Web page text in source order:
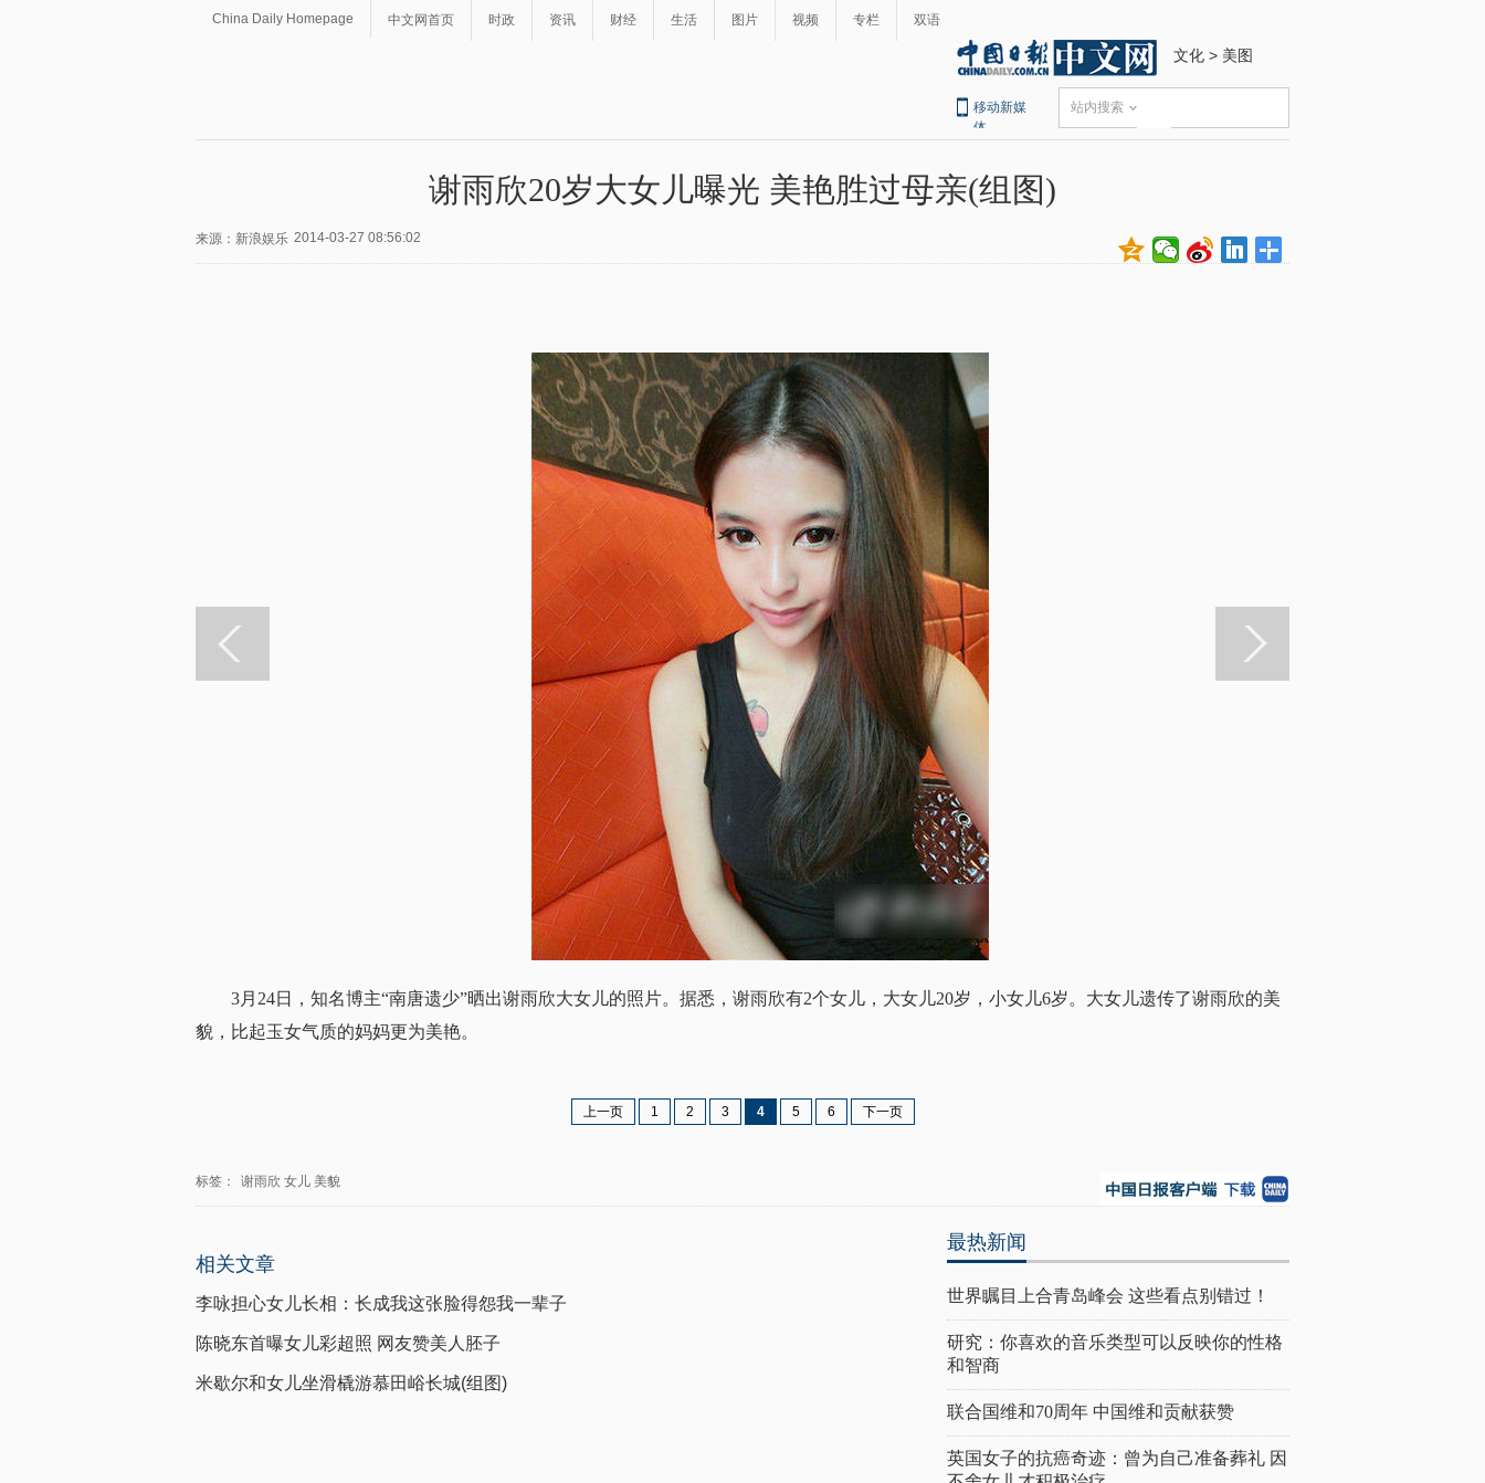
China Daily Homepage 中文网首页 时政 资讯 财经 生活 图片 视频 专栏 双语
文化 > 美图
移动新媒
体
站内搜索
谢雨欣20岁大女儿曝光 美艳胜过母亲(组图)
来源：新浪娱乐 2014-03-27 08:56:02
3月24日，知名博主“南唐遗少”晒出谢雨欣大女儿的照片。据悉，谢雨欣有2个女儿，大女儿20岁，小女儿6岁。大女儿遗传了谢雨欣的美
貌，比起玉女气质的妈妈更为美艳。
上一页 1 2 3 4 5 6 下一页
标签： 谢雨欣 女儿 美貌
相关文章
李咏担心女儿长相：长成我这张脸得怨我一辈子
陈晓东首曝女儿彩超照 网友赞美人胚子
米歇尔和女儿坐滑橇游慕田峪长城(组图)
最热新闻
世界瞩目上合青岛峰会 这些看点别错过！
研究：你喜欢的音乐类型可以反映你的性格
和智商
联合国维和70周年 中国维和贡献获赞
英国女子的抗癌奇迹：曾为自己准备葬礼 因